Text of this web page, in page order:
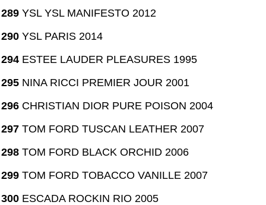
289 YSL YSL MANIFESTO 2012
290 YSL PARIS 2014
294 ESTEE LAUDER PLEASURES 1995
295 NINA RICCI PREMIER JOUR 2001
296 CHRISTIAN DIOR PURE POISON 2004
297 TOM FORD TUSCAN LEATHER 2007
298 TOM FORD BLACK ORCHID 2006
299 TOM FORD TOBACCO VANILLE 2007
300 ESCADA ROCKIN RIO 2005